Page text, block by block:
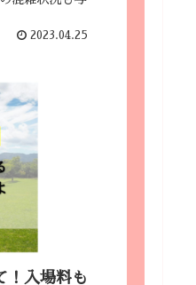
2023.04.25
！入場料も